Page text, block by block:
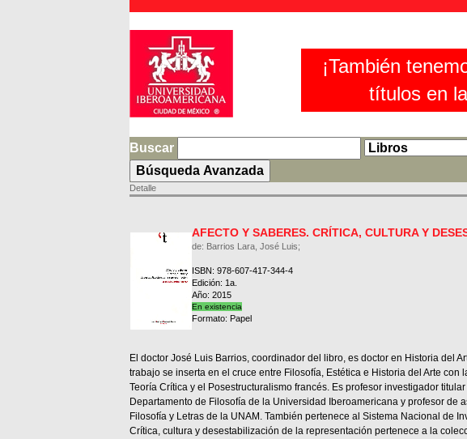
¡También
títulos en
Buscar
Detalle
AFECTO Y SABERES. CRÍTICA, CULTURA Y
de: Barrios Lara, José Luis;
ISBN: 978-607-417-344-4
Edición: 1a.
Año: 2015
En existencia
Formato: Papel
El doctor José Luis Barrios, coordinador del libro, es doctor en Historia del
trabajo se inserta en el cruce entre Filosofía, Estética e Historia del Arte con
Teoría Crítica y el Posestructuralismo francés. Es profesor investigador
Departamento de Filosofía de la Universidad Iberoamericana y profesor de
Filosofía y Letras de la UNAM. También pertenece al Sistema Nacional de
Crítica, cultura y desestabilización de la representación pertenece a la